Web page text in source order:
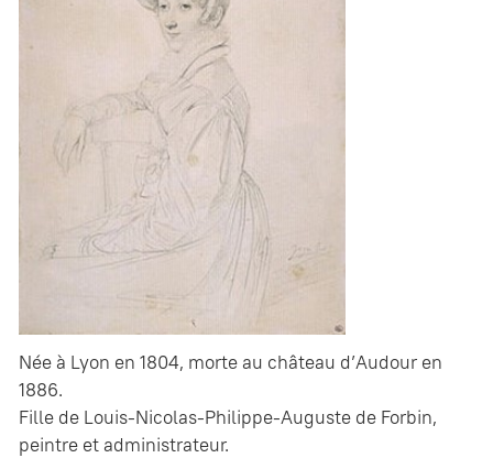
Née à Lyon en 1804, morte au château d’Audour en
1886.
Fille de Louis-Nicolas-Philippe-Auguste de Forbin,
peintre et administrateur.